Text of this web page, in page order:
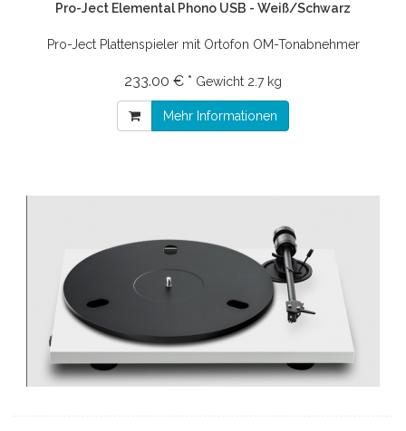
Pro-Ject Elemental Phono USB - Weiß/Schwarz
Pro-Ject Plattenspieler mit Ortofon OM-Tonabnehmer
233.00 € * Gewicht 2.7 kg
Mehr Informationen